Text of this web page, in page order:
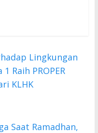
Lingkungan
Raih PROPER
KLHK
Saat Ramadhan,